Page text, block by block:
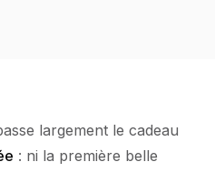
largement le cadeau
: ni la première belle